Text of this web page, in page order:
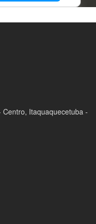
Itaquaquecetuba -